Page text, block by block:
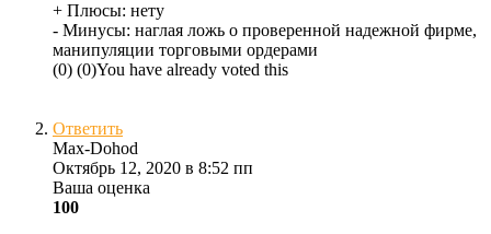
+ Плюсы: нету
- Минусы: наглая ложь о проверенной надежной фирме,
манипуляции торговыми ордерами
(0) (0)You have already voted this
Ответить
Max-Dohod
Октябрь 12, 2020 в 8:52 пп
Ваша оценка
100